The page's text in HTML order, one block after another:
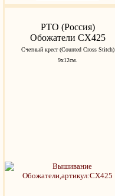
РТО (Россия)
Обожатели СХ425
Счетный крест (Counted Cross Stitch)
9х12см.